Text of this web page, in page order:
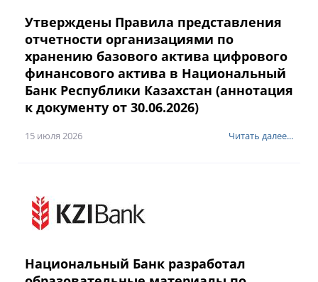
Утверждены Правила представления
отчетности организациями по
хранению базового актива цифрового
финансового актива в Национальный
Банк Республики Казахстан (аннотация
к документу от 30.06.2026)
15 июля 2026 Читать далее...
Национальный Банк разработал